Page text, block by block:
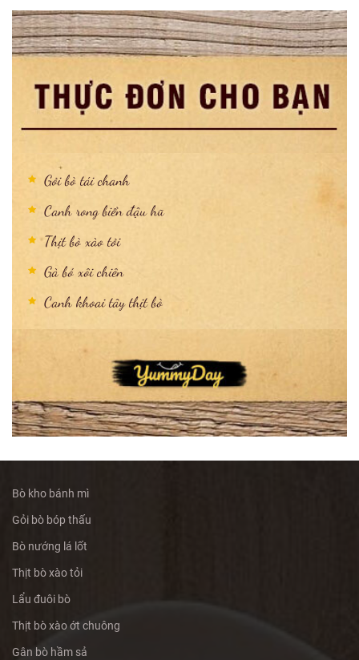
Gỏi bò tái chanh
Canh rong biển đậu hũ
Thịt bò xào tỏi
Gà bó xôi chiên
Canh khoai tây thịt bò
Bò kho bánh mì
Gỏi bò bóp thấu
Bò nướng lá lốt
Thịt bò xào tỏi
Lẩu đuôi bò
Thịt bò xào ớt chuông
Gân bò hầm sả